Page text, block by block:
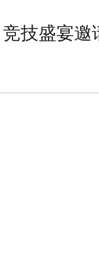
技盛宴邀